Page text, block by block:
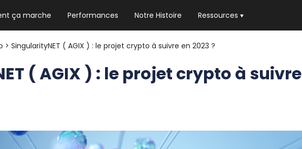
ça marche Performances Notre Histoire Ressources
NEWSLETTER HEBDO
Les news crypto dont vous avez besoin
> SingularityNET ( AGIX ) : le projet crypto à suivre en 2023 ?
( AGIX ) : le projet crypto à suivre